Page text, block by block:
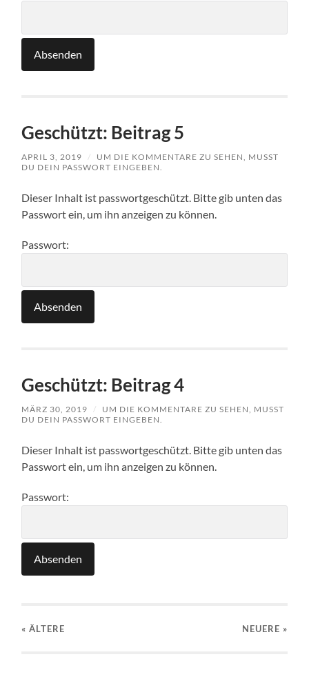
Geschützt: Beitrag 5
APRIL 3, 2019 /
UM DIE KOMMENTARE ZU SEHEN, MUSST
DU DEIN PASSWORT EINGEBEN.
Dieser Inhalt ist passwortgeschützt. Bitte gib unten das
Passwort ein, um ihn anzeigen zu können.
Passwort:
Geschützt: Beitrag 4
MÄRZ 30, 2019 /
UM DIE KOMMENTARE ZU SEHEN, MUSST
DU DEIN PASSWORT EINGEBEN.
Dieser Inhalt ist passwortgeschützt. Bitte gib unten das
Passwort ein, um ihn anzeigen zu können.
Passwort:
« ÄLTERE NEUERE »